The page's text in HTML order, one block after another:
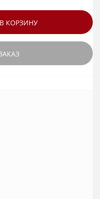
В КОРЗИНУ